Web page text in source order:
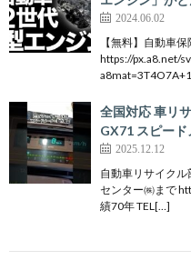
2024.06.02
【無料】自動車
https://px.a8.net/
全国対応 車リ
GX71 スピー
2025.12.12
自動車リサイク
センター㈱まで
績70年 TEL[…]